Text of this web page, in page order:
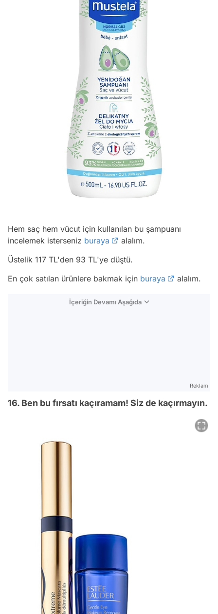
Hem saç hem vücut için kullanılan bu şampuanı
incelemek isterseniz buraya
alalım.
Üstelik 117 TL'den 93 TL'ye düştü.
En çok satılan ürünlere bakmak için buraya alalım.
İçeriğin Devamı Aşağıda
Reklam
16. Ben bu fırsatı kaçıramam! Siz de kaçırmayın.